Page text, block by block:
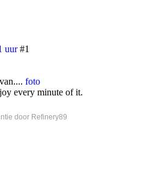
uur #1
foto
every minute of it.
door Refinery89